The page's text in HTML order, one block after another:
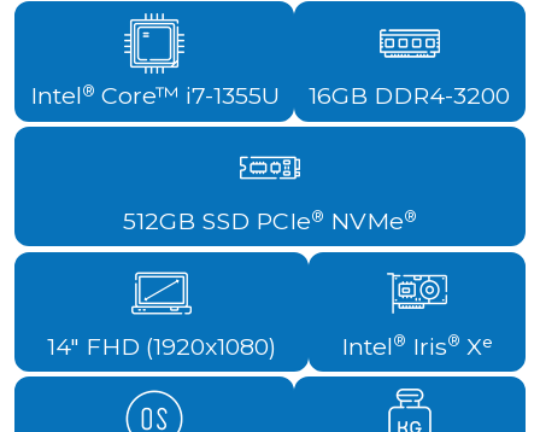
Intel® Core™ i7-1355U 16GB DDR4-3200
512GB SSD PCIe® NVMe®
14" FHD (1920x1080) Intel® Iris® Xᵉ